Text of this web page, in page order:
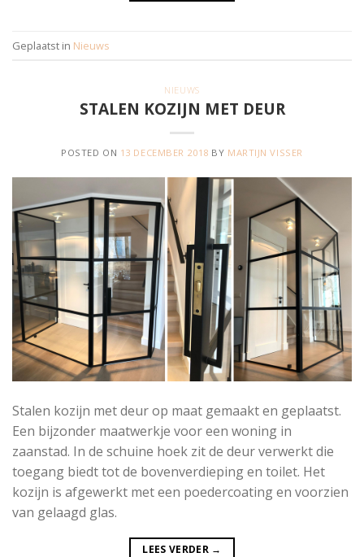
Geplaatst in Nieuws
NIEUWS
STALEN KOZIJN MET DEUR
POSTED ON 13 DECEMBER 2018 BY MARTIJN VISSER
Stalen kozijn met deur op maat gemaakt en geplaatst.
Een bijzonder maatwerkje voor een woning in
zaanstad. In de schuine hoek zit de deur verwerkt die
toegang biedt tot de bovenverdieping en toilet. Het
kozijn is afgewerkt met een poedercoating en voorzien
van gelaagd glas.
LEES VERDER →